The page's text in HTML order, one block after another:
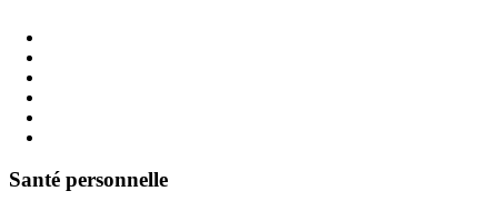
Santé personnelle